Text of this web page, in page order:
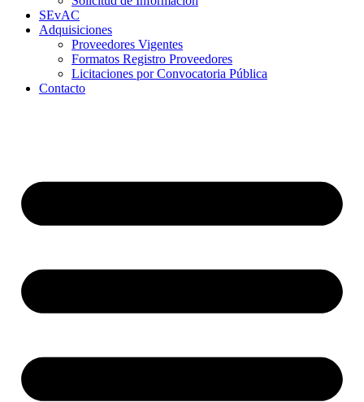
SEvAC
Adquisiciones
Proveedores Vigentes
Formatos Registro Proveedores
Licitaciones por Convocatoria Pública
Contacto